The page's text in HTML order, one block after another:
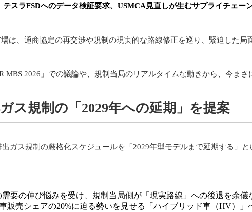
テスラFSDへのデータ検証要求、USMCA見直しが生むサプライチェー
は、通商協定の再交渉や規制の現実的な路線修正を巡り、緊迫した局
MBS 2026」での議論や、規制当局のリアルタイムな動きから、今まさ
ス規制の「2029年への延期」を提案
ガス規制の厳格化スケジュールを「2029年型モデルまで延期する」と
要の伸び悩みを受け、規制当局側が「現実路線」への後退を余儀
販売シェアの20%に迫る勢いを見せる「ハイブリッド車（HV）」